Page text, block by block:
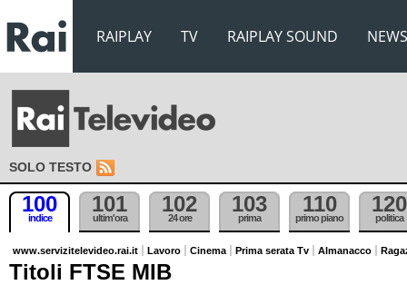
RAIPLAY TV RAIPLAY SOUND NEWS
SOLO TESTO
100
indice
101
ultim'ora
102
24 ore
103
prima
110
primo piano
120
politica
www.servizitelevideo.rai.it Lavoro Cinema Prima serata Tv Almanacco
Titoli FTSE MIB